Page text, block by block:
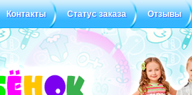
Контакты Статус заказа Отзывы